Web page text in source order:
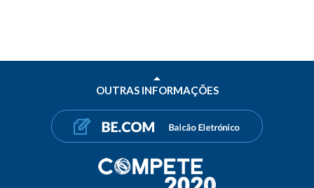
OUTRAS INFORMAÇÕES